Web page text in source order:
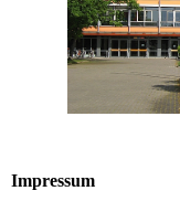
Impressum